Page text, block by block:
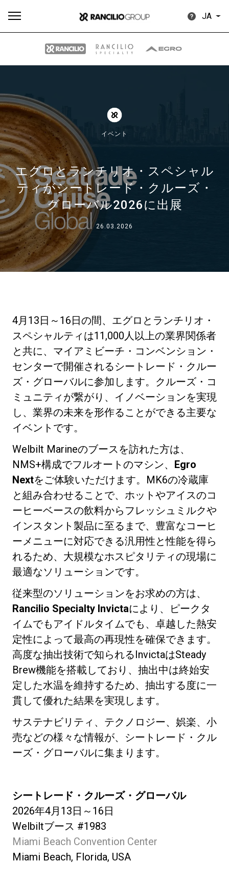
JA
イベント
エグロとランチリオ・スペシャル
ティがシートレード・クルーズ・
グローバル2026に出展
26.03.2026
4月13日～16日の間、エグロとランチリオ・
スペシャルティは11,000人以上の業界関係者
と共に、マイアミビーチ・コンベンション・
センターで開催されるシートレード・クルー
ズ・グローバルに参加します。クルーズ・コ
ミュニティが繋がり、イノベーションを実現
し、業界の未来を形作ることができる主要な
イベントです。
Welbilt Marineのブースを訪れた方は、
NMS+構成でフルオートのマシン、 Egro
Nextをご体験いただけます。MK6の冷蔵庫
と組み合わせることで、ホットやアイスのコ
ーヒーベースの飲料からフレッシュミルクや
インスタント製品に至るまで、豊富なコーヒ
ーメニューに対応できる汎用性と性能を得ら
れるため、大規模なホスピタリティの現場に
最適なソリューションです。
従来型のソリューションをお求めの方は、
Rancilio Specialty Invictaにより、ピークタ
イムでもアイドルタイムでも、卓越した熱安
定性によって最高の再現性を確保できます。
高度な抽出技術で知られるInvictaはSteady
Brew機能を搭載しており、抽出中は終始安
定した水温を維持するため、抽出する度に一
貫して優れた結果を実現します。
サステナビリティ、テクノロジー、娯楽、小
売などの様々な情報が、シートレード・クル
ーズ・グローバルに集まります。
シートレード・クルーズ・グローバル
2026年4月13日～16日
Welbiltブース #1983
Miami Beach Convention Center
Miami Beach, Florida, USA
す
べ
情報
Our brands
グループ
ニュース
研究室紹介
サスティナビリティ
接続
プライバシーポリシー